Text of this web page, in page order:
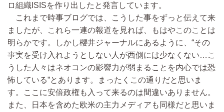
ロ組織ISISを作り出したと発言しています。
これまで時事ブログでは、こうした事をずっと伝えて来
ましたが、これら一連の報道を見れば、もはやこのことは
明らかです。しかし櫻井ジャーナルにあるように、“その
事実を受け入れようとしない人が西側には少なくない…こ
うした人々はネオコンの影響力が弱まることを内心では恐
怖している”とあります。まったくこの通りだと思いま
す。ここに安倍政権も入って来るのは間違いありません。
また、日本を含めた欧米の主力メディアも同様だと思いま